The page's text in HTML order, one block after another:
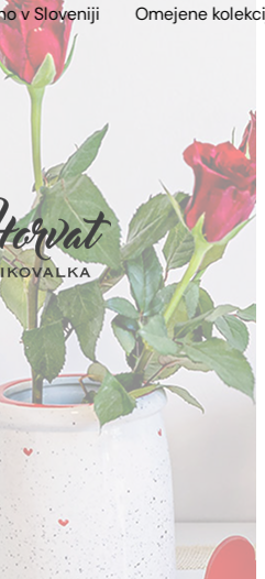
Omejene kolekcije